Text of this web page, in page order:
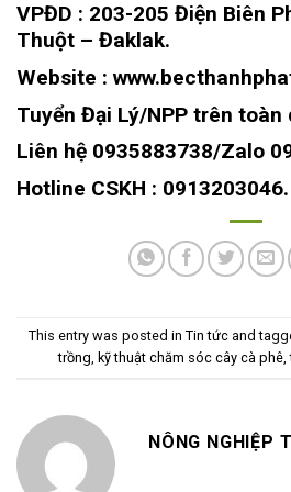
VPĐD : 203-205 Điện Biên
Thuột – Đaklak.
Website :
Tuyển Đại Lý/NPP trên toàn
Liên hệ 0935883738/Zalo
Hotline CSKH : 0913203046.
This entry was posted in Tin tứcand
trồng, kỹ thuật chăm sóc cây cà phê,
NÔNG NGHIỆP